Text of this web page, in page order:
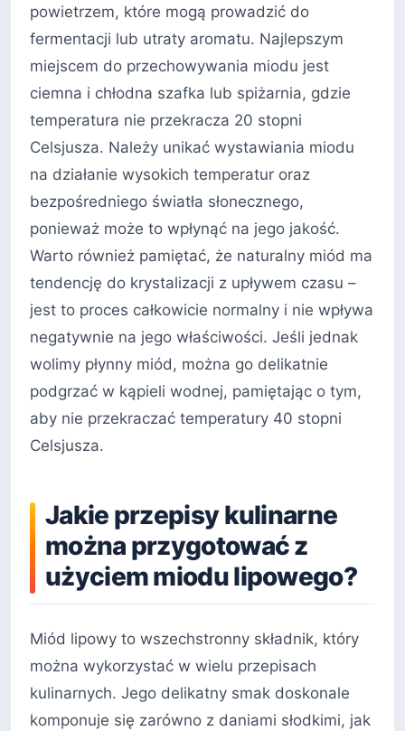
powietrzem, które mogą prowadzić do
fermentacji lub utraty aromatu. Najlepszym
miejscem do przechowywania miodu jest
ciemna i chłodna szafka lub spiżarnia, gdzie
temperatura nie przekracza 20 stopni
Celsjusza. Należy unikać wystawiania miodu
na działanie wysokich temperatur oraz
bezpośredniego światła słonecznego,
ponieważ może to wpłynąć na jego jakość.
Warto również pamiętać, że naturalny miód ma
tendencję do krystalizacji z upływem czasu –
jest to proces całkowicie normalny i nie wpływa
negatywnie na jego właściwości. Jeśli jednak
wolimy płynny miód, można go delikatnie
podgrzać w kąpieli wodnej, pamiętając o tym,
aby nie przekraczać temperatury 40 stopni
Celsjusza.
Jakie przepisy kulinarne
można przygotować z
użyciem miodu lipowego?
Miód lipowy to wszechstronny składnik, który
można wykorzystać w wielu przepisach
kulinarnych. Jego delikatny smak doskonale
komponuje się zarówno z daniami słodkimi, jak